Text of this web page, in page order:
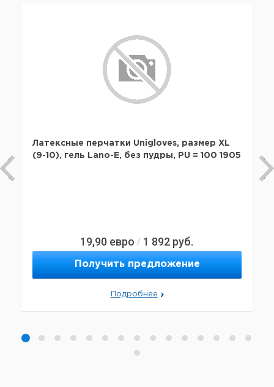
Латексные перчатки Unigloves, размер XL
(9-10), гель Lano-E, без пудры, PU = 100 1905
19,90 евро / 1 892 руб.
Получить предложение
Подробнее